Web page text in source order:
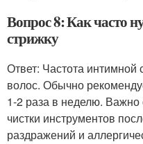
Вопрос 8: Как часто
стрижку
Ответ: Частота интимной
волос. Обычно
1-2 раза в неделю. Важно
чистки инструментов
раздражений и